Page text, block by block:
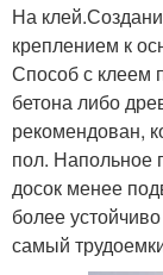
На
креплением к
Способ с клеем
бетона либо
рекомендован,
пол. Напольное
досок менее
более
самый